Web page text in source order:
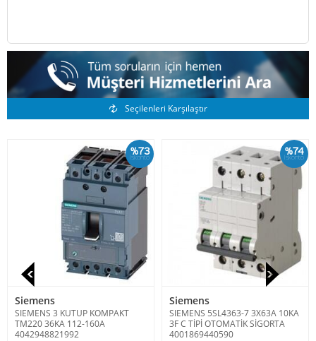
Benzer Ürünler
Seçilenleri Karşılaştır
%73
İskonto
Siemens
SIEMENS 3 KUTUP KOMPAKT
TM220 36KA 112-160A
4042948821992
%74
İskonto
Siemens
SIEMENS 5SL4363-7 3X63A 10KA
3F C TİPİ OTOMATİK SİGORTA
4001869440590